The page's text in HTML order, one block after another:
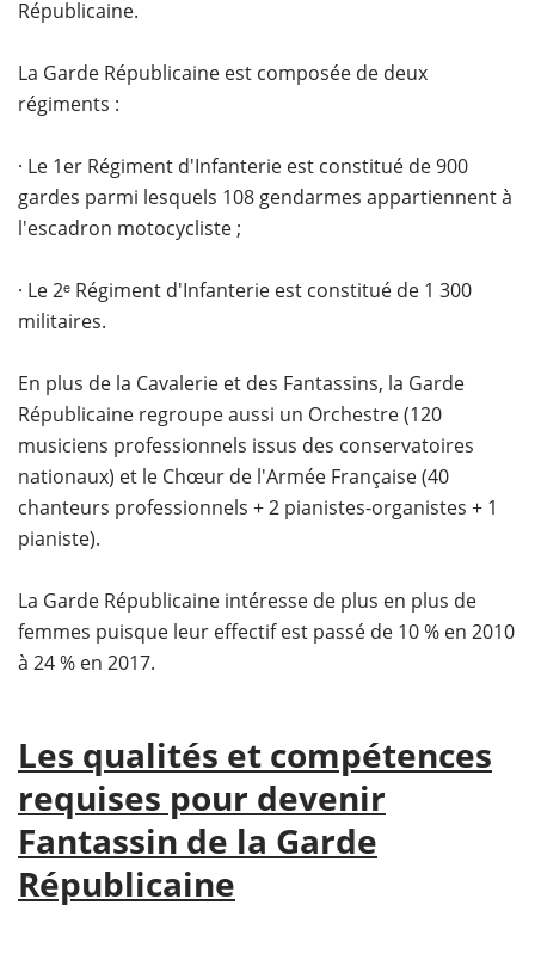
Républicaine.
La Garde Républicaine est composée de deux
régiments :
· Le 1er Régiment d'Infanterie est constitué de 900
gardes parmi lesquels 108 gendarmes appartiennent à
l'escadron motocycliste ;
· Le 2ᵉ Régiment d'Infanterie est constitué de 1 300
militaires.
En plus de la Cavalerie et des Fantassins, la Garde
Républicaine regroupe aussi un Orchestre (120
musiciens professionnels issus des conservatoires
nationaux) et le Chœur de l'Armée Française (40
chanteurs professionnels + 2 pianistes-organistes + 1
pianiste).
La Garde Républicaine intéresse de plus en plus de
femmes puisque leur effectif est passé de 10 % en 2010
à 24 % en 2017.
Les qualités et compétences
requises pour devenir
Fantassin de la Garde
Républicaine